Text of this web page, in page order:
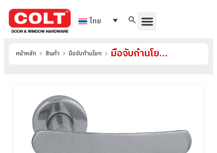
ไทย
หน้าหลัก > สินค้า > มือจับก้านโยก > มือจับก้านโยกสแตนเลสตัน รุ่น QDS037